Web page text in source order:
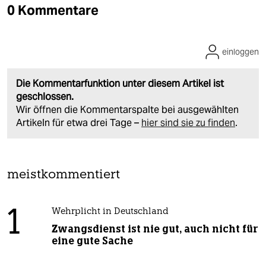
0 Kommentare
Die Kommentarfunktion unter diesem Artikel ist
geschlossen.
Wir öffnen die Kommentarspalte bei ausgewählten
Artikeln für etwa drei Tage – hier sind sie zu finden.
einloggen
meistkommentiert
1 Wehrplicht in Deutschland
Zwangsdienst ist nie gut, auch nicht für
eine gute Sache